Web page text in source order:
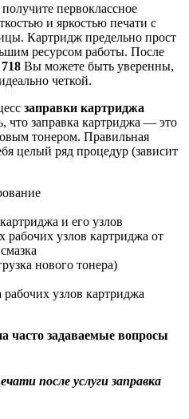
первоклассное
и яркостью печати с
Картридж предельно прост
ресурсом работы. После
718 Вы можете быть уверенны,
четкой.
заправки картриджа
что заправка картриджа — это
тонером. Правильная
целый ряд процедур (зависит
и его узлов
рабочих узлов картриджа от
нового тонера)
узлов картриджа
часто задаваемые вопросы
после услуги заправка